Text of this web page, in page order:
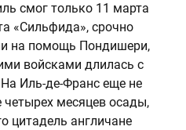
смог только 11 марта
«Сильфида», срочно
на помощь Пондишери,
войсками длилась с
Иль-де-Франс еще не
четырех месяцев осады,
цитадель англичане